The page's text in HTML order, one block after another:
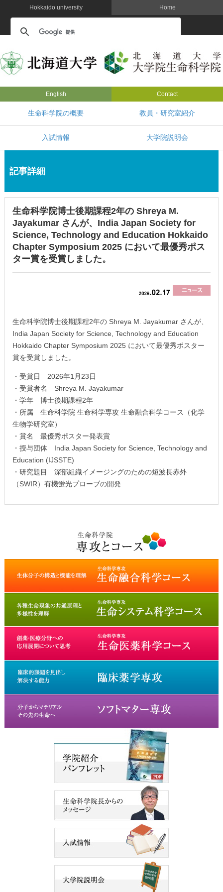
Hokkaido university Home
English Contact
生命科学院の概要 教員・研究室紹介
入試情報 大学院説明会
記事詳細
生命科学院博士後期課程2年の Shreya M.
Jayakumar さんが、India Japan Society for
Science, Technology and Education Hokkaido
Chapter Symposium 2025 において最優秀ポス
ター賞を受賞しました。
生命科学院博士後期課程2年の Shreya M. Jayakumar さんが、
India Japan Society for Science, Technology and Education
Hokkaido Chapter Symposium 2025 において最優秀ポスター
賞を受賞しました。
・受賞日 2026年1月23日
・受賞者名 Shreya M. Jayakumar
・学年 博士後期課程2年
・所属 生命科学院 生命科学専攻 生命融合科学コース（化学
生物学研究室）
・賞名 最優秀ポスター発表賞
・授与団体 India Japan Society for Science, Technology and
Education (IJSSTE)
・研究題目 深部組織イメージングのための短波長赤外
（SWIR）有機蛍光プローブの開発